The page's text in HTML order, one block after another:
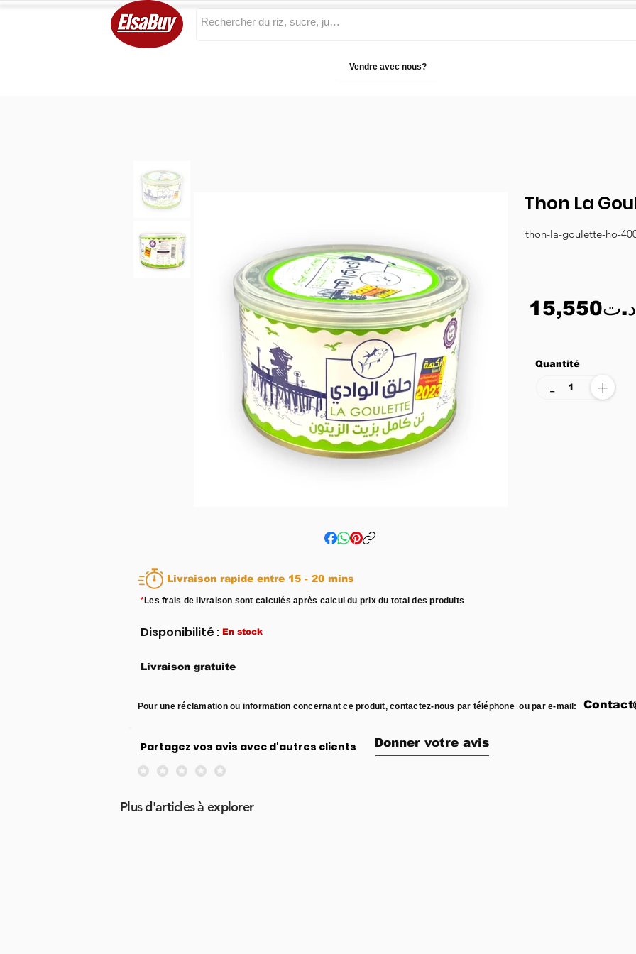
Vendre avec nous?
Thon La
thon-la-goulette-ho-
15,550د.ت
Quantité
+
-
Livraison rapide entre 15 - 20 mins
*Les frais de livraison sont calculés après calcul du prix du total des produits
Disponibilité : En stock
Livraison gratuite
Pour une réclamation ou information concernant ce produit, contactez-nous par téléphone ou par e-mail:
Partagez vos avis avec d'autres clients Donner votre avis
Aucune note pour le moment
Plus d'articles à explorer